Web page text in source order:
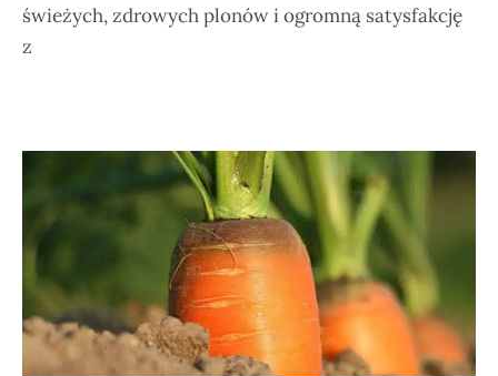
świeżych, zdrowych plonów i ogromną satysfakcję
z